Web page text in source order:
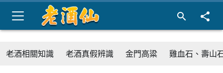
老酒相關知識 老酒真假辨識 金門高粱 雞血石、壽山